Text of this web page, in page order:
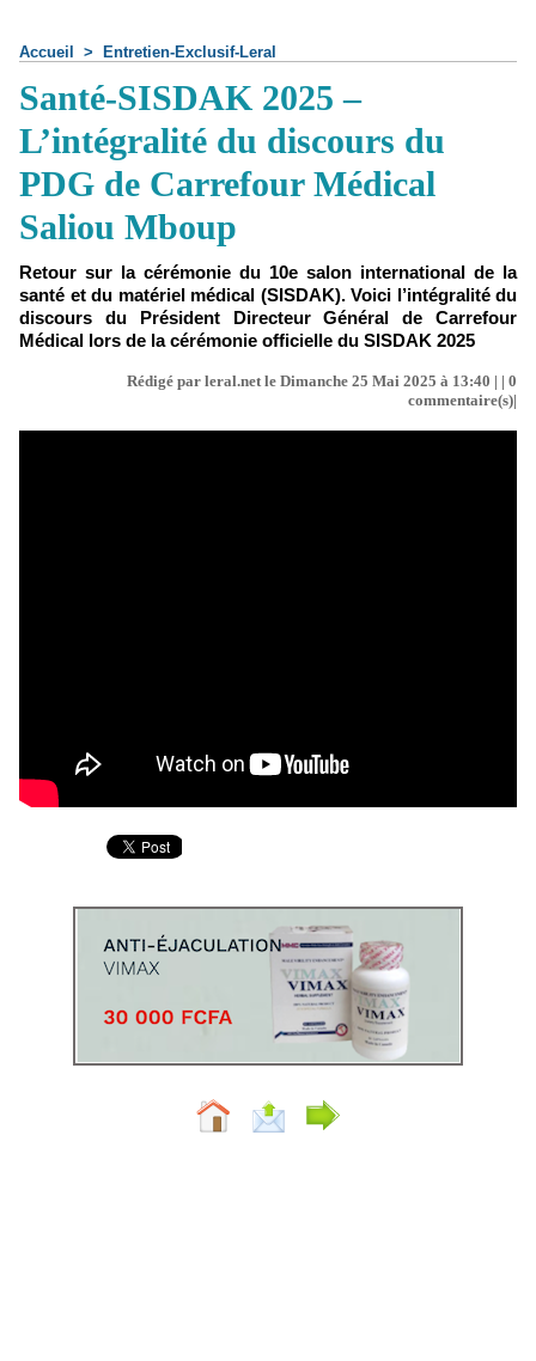
Accueil > Entretien-Exclusif-Leral
Santé-SISDAK 2025 –
L’intégralité du discours du
PDG de Carrefour Médical
Saliou Mboup
Retour sur la cérémonie du 10e salon international de la
santé et du matériel médical (SISDAK). Voici l’intégralité du
discours du Président Directeur Général de Carrefour
Médical lors de la cérémonie officielle du SISDAK 2025
Rédigé par leral.net le Dimanche 25 Mai 2025 à 13:40 | | 0
commentaire(s)|